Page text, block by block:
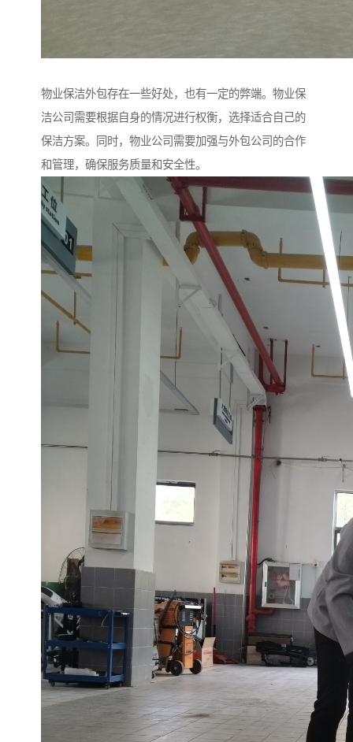
物业保洁外包存在一些好处，也有一定的弊端。物业保
洁公司需要根据自身的情况进行权衡，选择适合自己的
保洁方案。同时，物业公司需要加强与外包公司的合作
和管理，确保服务质量和安全性。